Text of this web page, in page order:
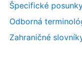
Špecifické
Odborná
Zahraničné